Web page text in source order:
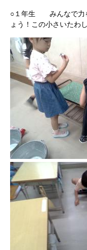
○１年生 みんなで力
ょう！この小さいたわ